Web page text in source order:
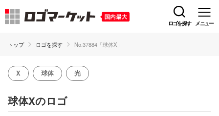
ロゴを探す メニュー
トップ ロゴを探す No.37884「球体X」
X 球体 光
球体Xのロゴ